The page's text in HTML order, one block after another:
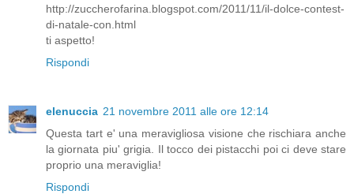
http://zuccherofarina.blogspot.com/2011/11/il-dolce-contest-
di-natale-con.html
ti aspetto!
Rispondi
elenuccia 21 novembre 2011 alle ore 12:14
Questa tart e' una meravigliosa visione che rischiara anche
la giornata piu' grigia. Il tocco dei pistacchi poi ci deve stare
proprio una meraviglia!
Rispondi